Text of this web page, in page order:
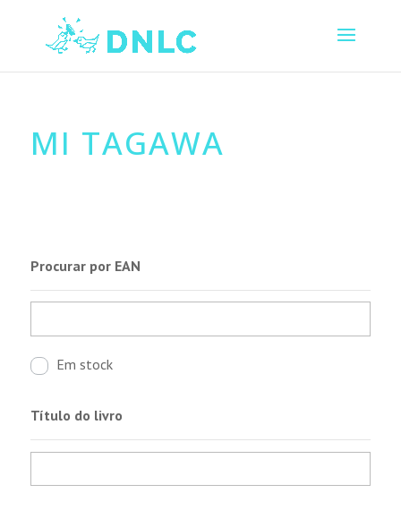
MI TAGAWA
Procurar por EAN
Em stock
Título do livro